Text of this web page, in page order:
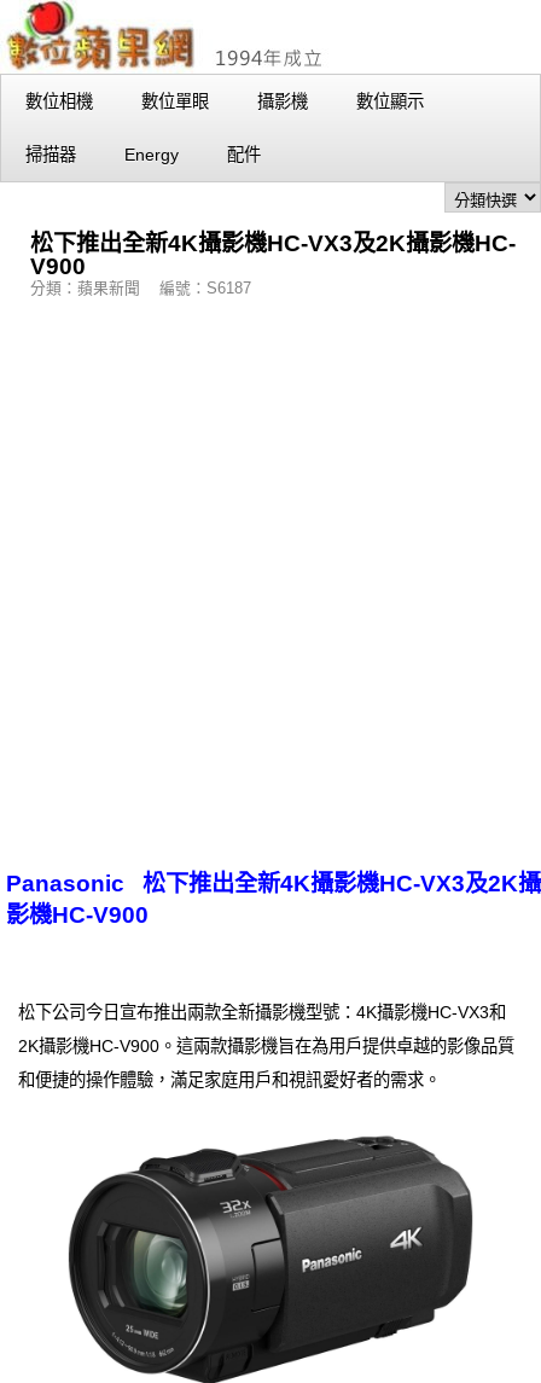
數位相機 數位單眼 攝影機 數位顯示
掃描器 Energy 配件
松下推出全新4K攝影機HC-VX3及2K攝影機HC-
V900
分類：蘋果新聞 編號：S6187
Panasonic 松下推出全新4K攝影機HC-VX3及2K攝
影機HC-V900
松下公司今日宣布推出兩款全新攝影機型號：4K攝影機HC-VX3和
2K攝影機HC-V900。這兩款攝影機旨在為用戶提供卓越的影像品質
和便捷的操作體驗，滿足家庭用戶和視訊愛好者的需求。